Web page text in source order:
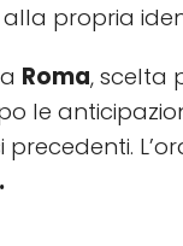
propria
Roma, scelta
le